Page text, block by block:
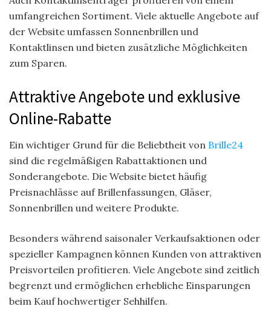
umfangreichen Sortiment. Viele aktuelle Angebote auf
der Website umfassen Sonnenbrillen und
Kontaktlinsen und bieten zusätzliche Möglichkeiten
zum Sparen.
Attraktive Angebote und exklusive
Online-Rabatte
Ein wichtiger Grund für die Beliebtheit von Brille24
sind die regelmäßigen Rabattaktionen und
Sonderangebote. Die Website bietet häufig
Preisnachlässe auf Brillenfassungen, Gläser,
Sonnenbrillen und weitere Produkte.
Besonders während saisonaler Verkaufsaktionen oder
spezieller Kampagnen können Kunden von attraktiven
Preisvorteilen profitieren. Viele Angebote sind zeitlich
begrenzt und ermöglichen erhebliche Einsparungen
beim Kauf hochwertiger Sehhilfen.